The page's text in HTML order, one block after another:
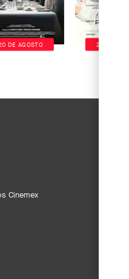
DE AGOSTO 20 DE
Cinemex